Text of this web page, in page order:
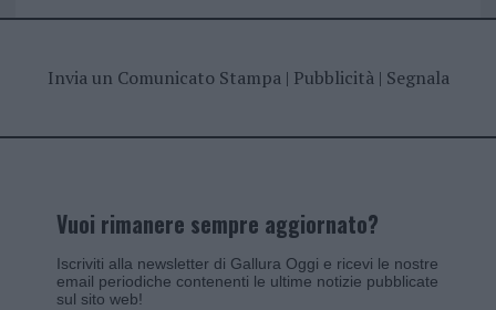
Invia un Comunicato Stampa| Pubblicità| Segnala
Vuoi rimanere sempre aggiornato?
Iscriviti alla newsletter di Gallura Oggi e ricevi le nostre
email periodiche contenenti le ultime notizie pubblicate
sul sito web!